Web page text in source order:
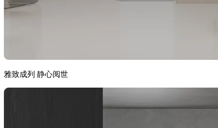
雅致成列 静心阅世